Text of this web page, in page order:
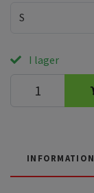
S
I lager
INFORMATION